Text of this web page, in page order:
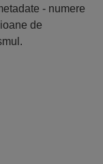
- numere
de